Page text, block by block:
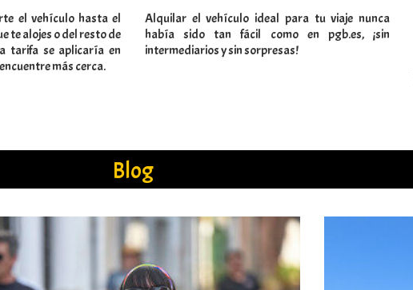
el vehículo hasta el
te alojes o del resto de
tarifa se aplicaría en
más cerca.
Alquilar el vehículo ideal para tu viaje nunca
había sido tan fácil como en pgb.es, ¡sin
intermediarios y sin sorpresas!
Blog